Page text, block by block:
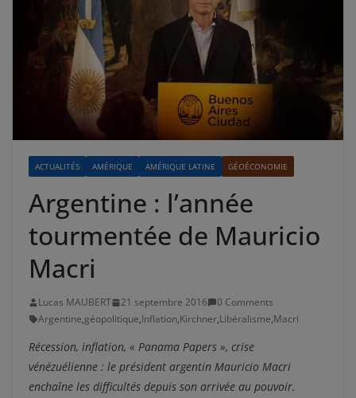
ACTUALITÉS AMÉRIQUE AMÉRIQUE LATINE GÉOÉCONOMIE
Argentine : l’année
tourmentée de Mauricio
Macri
Lucas MAUBERT 21 septembre 2016
0 Comments
Argentine,géopolitique,Inflation,Kirchner,Libéralisme,Macri
Récession, inflation, « Panama Papers », crise
vénézuélienne : le président argentin Mauricio Macri
enchaîne les difficultés depuis son arrivée au pouvoir.